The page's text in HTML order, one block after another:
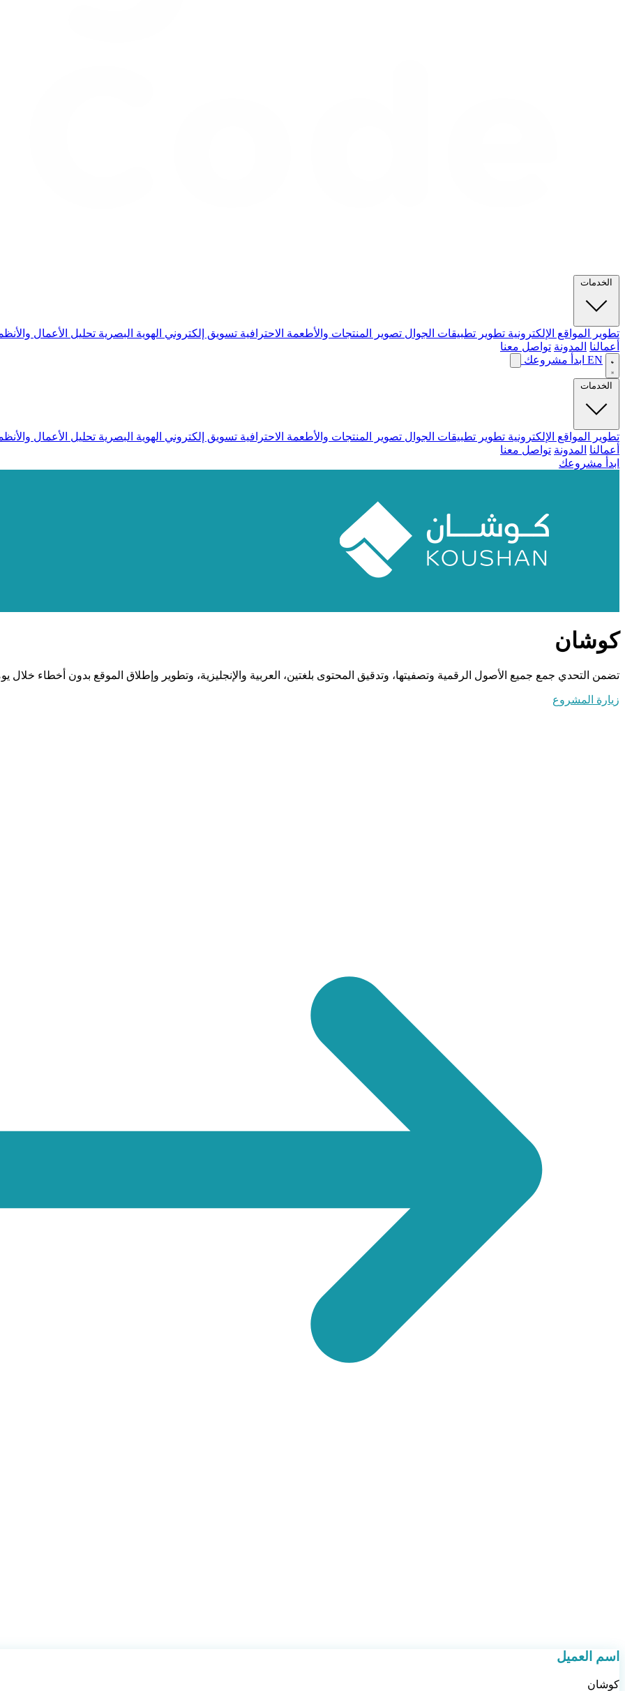
الخدمات
تطوير المواقع الإلكترونية تطوير تطبيقات الجوال تصوير المنتجات والأطعمة الاحترافية تسويق إلكتروني الهوية البصرية تحليل الأعمال
أعمالنا المدونة تواصل معنا
EN ابدأ مشروعك
الخدمات
تطوير المواقع الإلكترونية تطوير تطبيقات الجوال تصوير المنتجات والأطعمة الاحترافية تسويق إلكتروني الهوية البصرية تحليل الأعمال
أعمالنا المدونة تواصل معنا
ابدأ مشروعك
كوشان
تضمن التحدي جمع جميع الأصول الرقمية وتصفيتها، وتدقيق المحتوى بلغتين، العربية والإنجليزية، وتطوير وإطلاق الموقع بدون أخطاء
زيارة المشروع
اسم العميل
كوشان